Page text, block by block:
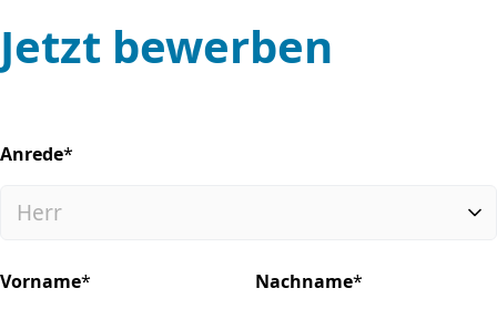
Jetzt bewerben
Anrede*
(required)
Vorname*
(required) Nachname*
(required)